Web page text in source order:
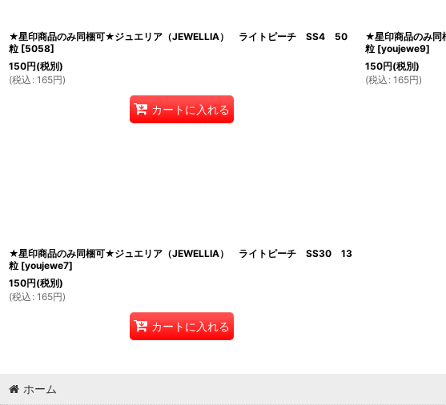
★星印商品のみ同梱可★ジュエリア（JEWELLIA） ライトピーチ SS4 50
粒 [5058]
150円(税別)
(税込 : 165円)
カートに入れる
★星印商品のみ
粒 [youjewe9]
150円(税別)
(税込 : 165円)
★星印商品のみ同梱可★ジュエリア（JEWELLIA） ライトピーチ SS30 13
粒 [youjewe7]
150円(税別)
(税込 : 165円)
カートに入れる
ホーム